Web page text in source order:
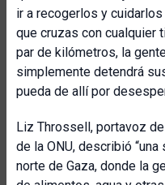
ir a recogerlos y
que cruzas con cualquier
par de kilómetros, la
simplemente detendrá
pueda de allí por
Liz Throssell, portavoz
de la ONU, describió
norte de Gaza, donde la